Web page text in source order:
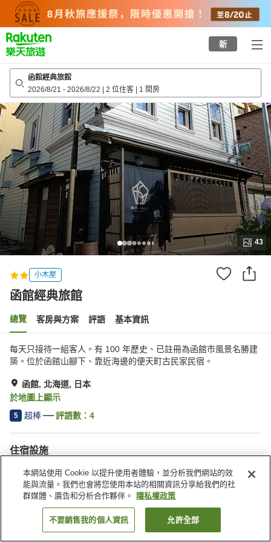
top
page
新
函館經典旅館
2026/8/21 - 2026/8/22 | 2 位住客 | 1 間房
43
小木屋
函館經典旅館
總覽 客房與方案 評語 基本資訊
每天只接待一組客人。有 100 年歷史、已註冊為函館市風景名勝建
築。位於函館山腳下、靠近海邊的便天町古民家民宿。
函館, 北海道, 日本
於地圖上顯示
5 超棒 評語數： 4
住宿設施
停車場 三溫暖
首頁 日本 北海道 函館 函館經典旅館
找客房
本網站使用 Cookie 以提升使用者體驗，並分析我們網站的效
能與流量。我們也會將您使用本站的相關資訊分享給我們的社
群媒體、廣告和分析合作夥伴。
隱私權政策
不要銷售我的個人資訊 允許全部